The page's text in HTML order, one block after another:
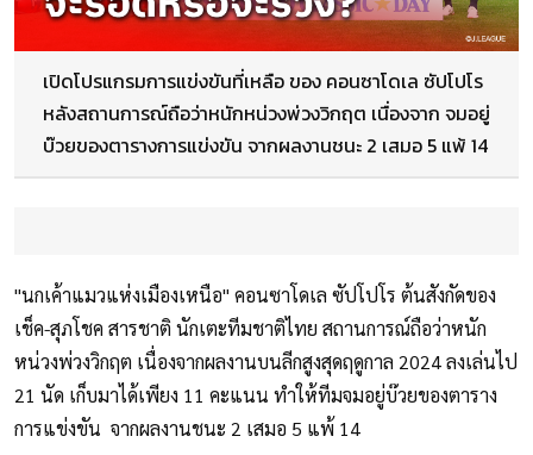
เปิดโปรแกรมการแข่งขันที่เหลือ ของ คอนซาโดเล ซัปโปโร
หลังสถานการณ์ถือว่าหนักหน่วงพ่วงวิกฤต เนื่องจาก จมอยู่
บ๊วยของตารางการแข่งขัน จากผลงานชนะ 2 เสมอ 5 แพ้ 14
"นกเค้าแมวแห่งเมืองเหนือ" คอนซาโดเล ซัปโปโร ต้นสังกัดของ
เช็ค-สุภโชค สารชาติ นักเตะทีมชาติไทย สถานการณ์ถือว่าหนัก
หน่วงพ่วงวิกฤต เนื่องจากผลงานบนลีกสูงสุดฤดูกาล 2024 ลงเล่นไป
21 นัด เก็บมาได้เพียง 11 คะแนน ทำให้ทีมจมอยู่บ๊วยของตาราง
การแข่งขัน จากผลงานชนะ 2 เสมอ 5 แพ้ 14